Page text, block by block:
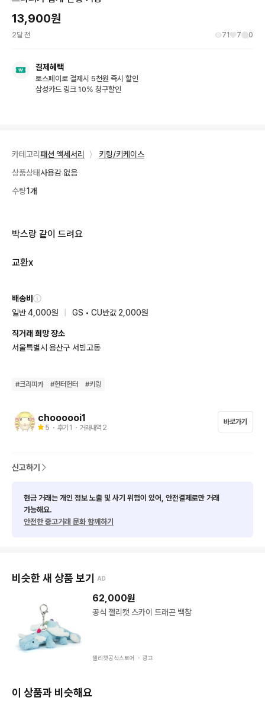
13,900원
2달 전 71 7 0
결제혜택
토스페이로 결제시 5천원 즉시 할인
삼성카드 링크 10% 청구할인
카테고리 패션 액세서리 〉
키링/키케이스
상품상태사용감 없음
수량1개
박스랑 같이 드려요
교환x
배송비
일반 4,000원
GS • CU반값 2,000원
직거래 희망 장소
서울특별시 용산구 서빙고동
#크라피카 #헌터헌터 #키링
choooooi1
5 ・ 후기 1 ・ 거래내역 2
바로가기
신고하기
현금 거래는 개인 정보 노출 및 사기 위험이 있어, 안전결제로만 거래
가능해요.
안전한 중고거래 문화 함께하기
비슷한 새 상품 보기 AD
62,000원
공식 젤리캣 스카이 드래곤 백참
젤리캣공식스토어 ・ 광고
이 상품과 비슷해요